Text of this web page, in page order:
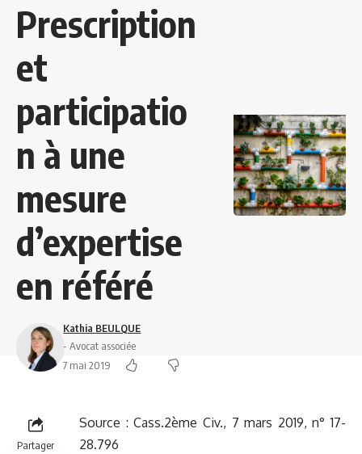
Prescription
et
participatio
n à une
mesure
d’expertise
en référé
Kathia BEULQUE
- Avocat associée
7 mai 2019
Partager
Source :Cass.2ème Civ., 7 mars 2019, n° 17-
28.796